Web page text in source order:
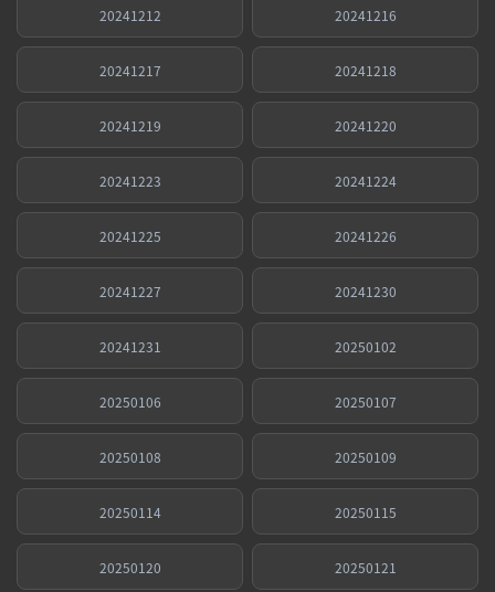
20241212 20241216
20241217 20241218
20241219 20241220
20241223 20241224
20241225 20241226
20241227 20241230
20241231 20250102
20250106 20250107
20250108 20250109
20250114 20250115
20250120 20250121